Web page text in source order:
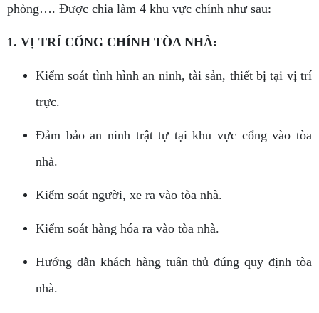
phòng…. Được chia làm 4 khu vực chính như sau:
1. VỊ TRÍ CỔNG CHÍNH TÒA NHÀ:
Kiểm soát tình hình an ninh, tài sản, thiết bị tại vị trí
trực.
Đảm bảo an ninh trật tự tại khu vực cổng vào tòa
nhà.
Kiểm soát người, xe ra vào tòa nhà.
Kiểm soát hàng hóa ra vào tòa nhà.
Hướng dẫn khách hàng tuân thủ đúng quy định tòa
nhà.